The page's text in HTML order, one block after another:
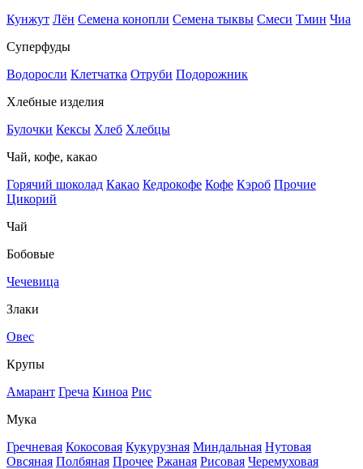
Кунжут Лён Семена конопли Семена тыквы Смеси Тмин Чиа
Суперфуды
Водоросли Клетчатка Отруби Подорожник
Хлебные изделия
Булочки Кексы Хлеб Хлебцы
Чай, кофе, какао
Горячий шоколад Какао Кедрокофе Кофе Кэроб Прочие
Цикорий
Чай
Бобовые
Чечевица
Злаки
Овес
Крупы
Амарант Греча Киноа Рис
Мука
Гречневая Кокосовая Кукурузная Миндальная Нутовая
Овсяная Полбяная Прочее Ржаная Рисовая Черемуховая